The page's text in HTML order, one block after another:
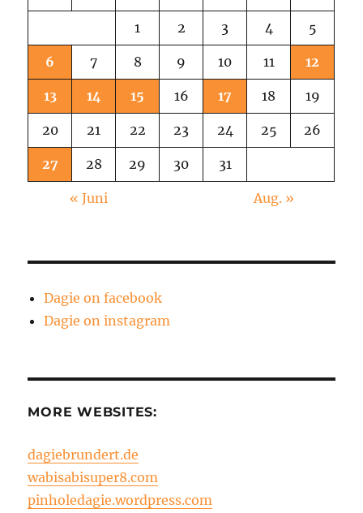
1 2 3 4 5
6 7 8 9 10 11 12
13 14 15 16 17 18 19
20 21 22 23 24 25 26
27 28 29 30 31
« Juni Aug. »
Dagie on facebook
Dagie on instagram
MORE WEBSITES:
dagiebrundert.de
wabisabisuper8.com
pinholedagie.wordpress.com